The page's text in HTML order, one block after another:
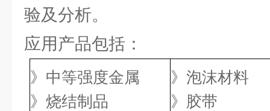
验及分析。
应用产品包括：
》中等强度金属
》烧结制品
》泡沫材料
》胶带